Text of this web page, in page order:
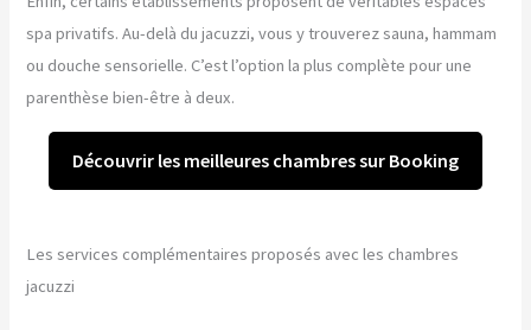
spa privatifs. Au-delà du jacuzzi, vous y trouverez sauna, hammam
ou douche sensorielle. C’est l’option la plus complète pour une
parenthèse bien-être à deux.
Découvrir les meilleures chambres sur Booking
Les services complémentaires proposés avec les chambres
jacuzzi